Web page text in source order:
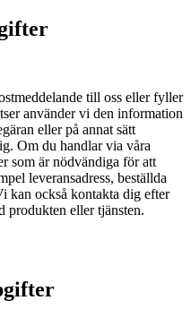
till oss eller fyller
använder vi den information
eller på annat sätt
Om du handlar via våra
som är nödvändiga för att
leveransadress, beställda
kan också kontakta dig efter
produkten eller tjänsten.